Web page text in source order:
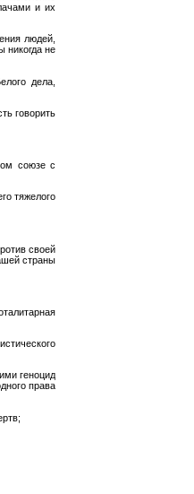
и их
людей,
никогда не
дела,
говорить
союзе с
тяжелого
своей
страны
геноцид
права